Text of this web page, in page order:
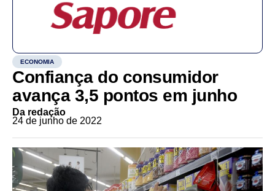
ECONOMIA
Confiança do consumidor
avança 3,5 pontos em junho
Da redação
24 de junho de 2022